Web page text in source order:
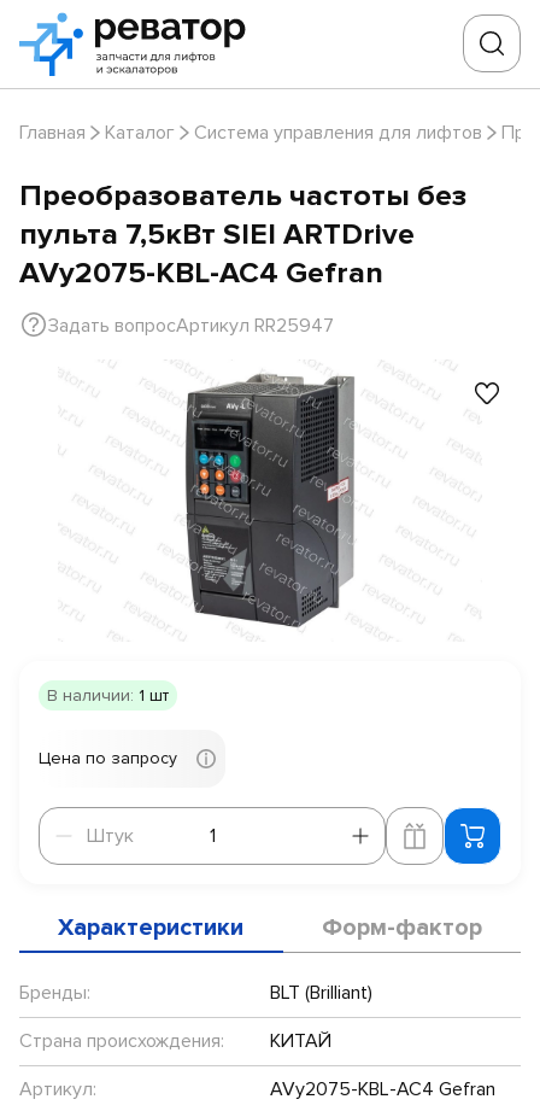
Главная Каталог Система управления для лифтов
Преобразователь частоты без
пульта 7,5кВт SIEI ARTDrive
AVy2075-KBL-AC4 Gefran
Задать вопросАртикул RR25947
В наличии: 1 шт
Цена по запросу
Штук
Штук
Характеристики Форм-фактор
Бренды:
BLT (Brilliant)
Страна происхождения:
КИТАЙ
Артикул:
AVy2075-KBL-AC4 Gefran